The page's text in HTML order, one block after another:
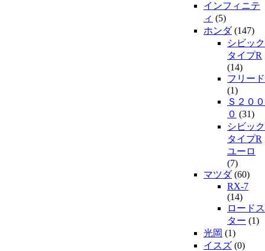
インフィニテ
ィ (5)
ホンダ(147)
シビック
タイプR
(14)
フリード
(1)
Ｓ２００
０ (31)
シビック
タイプR
ユーロ
(7)
マツダ(60)
RX-7
(14)
ロードス
ター (1)
光岡 (1)
イスズ (0)